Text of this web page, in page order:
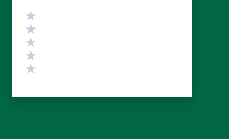
Valutazione